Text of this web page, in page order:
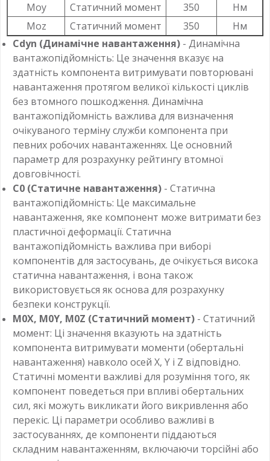
Moy
Статичний момент 350
Нм
Moz
Статичний момент 350
Нм
Cdyn (Динамічне навантаження) - Динамічна
вантажопідйомність: Це значення вказує на
здатність компонента витримувати повторювані
навантаження протягом великої кількості циклів
без втомного пошкодження. Динамічна
вантажопідйомність важлива для визначення
очікуваного терміну служби компонента при
певних робочих навантаженнях. Це основний
параметр для розрахунку рейтингу втомної
довговічності.
C0 (Статичне навантаження) - Статична
вантажопідйомність: Це максимальне
навантаження, яке компонент може витримати без
пластичної деформації. Статична
вантажопідйомність важлива при виборі
компонентів для застосувань, де очікується висока
статична навантаження, і вона також
використовується як основа для розрахунку
безпеки конструкції.
M0X, M0Y, M0Z (Статичний момент) - Статичний
момент: Ці значення вказують на здатність
компонента витримувати моменти (обертальні
навантаження) навколо осей X, Y і Z відповідно.
Статичні моменти важливі для розуміння того, як
компонент поведеться при впливі обертальних
сил, які можуть викликати його викривлення або
перекіс. Ці параметри особливо важливі в
застосуваннях, де компоненти піддаються
складним навантаженням, включаючи торсійні або